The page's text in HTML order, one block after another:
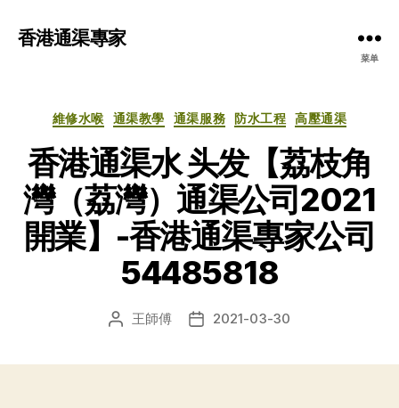
香港通渠專家
菜单
分
維修水喉 通渠教學 通渠服務 防水工程 高壓通渠
香港通渠水 头发【荔枝角
灣（荔灣）通渠公司2021
開業】-香港通渠專家公司
54485818
文 王師傅
发 2021-03-30